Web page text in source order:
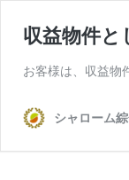
収益物件
お客様は、収益物
シャローム